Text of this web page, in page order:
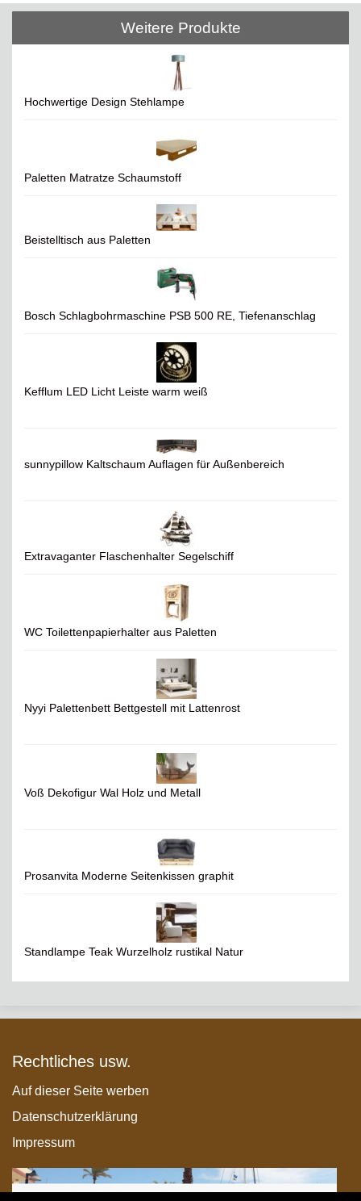
Weitere Produkte
Hochwertige Design Stehlampe
Paletten Matratze Schaumstoff
Beistelltisch aus Paletten
Bosch Schlagbohrmaschine PSB 500 RE, Tiefenanschlag
Kefflum LED Licht Leiste warm weiß
sunnypillow Kaltschaum Auflagen für Außenbereich
Extravaganter Flaschenhalter Segelschiff
WC Toilettenpapierhalter aus Paletten
Nyyi Palettenbett Bettgestell mit Lattenrost
Voß Dekofigur Wal Holz und Metall
Prosanvita Moderne Seitenkissen graphit
Standlampe Teak Wurzelholz rustikal Natur
Rechtliches usw.
Auf dieser Seite werben
Datenschutzerklärung
Impressum